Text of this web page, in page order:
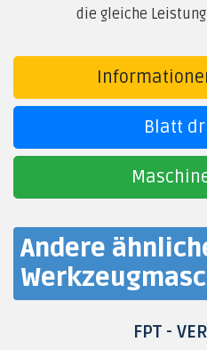
die gleiche
Blatt
Andere
FPT -